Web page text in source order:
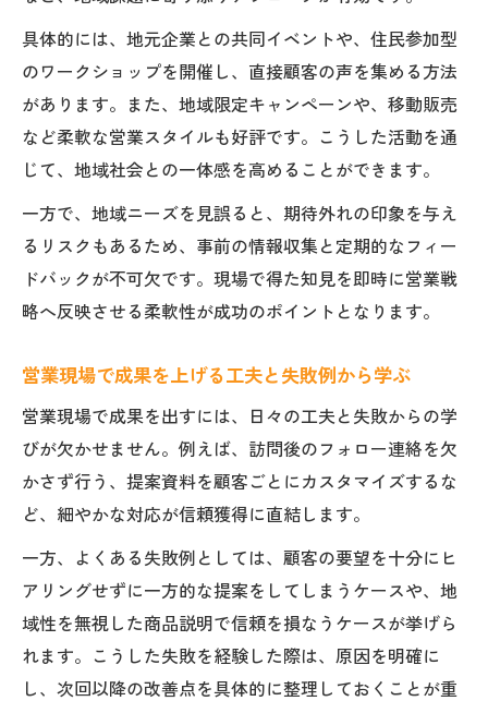
具体的には、地元企業との共同イベントや、住民参加型
のワークショップを開催し、直接顧客の声を集める方法
があります。また、地域限定キャンペーンや、移動販売
など柔軟な営業スタイルも好評です。こうした活動を通
じて、地域社会との一体感を高めることができます。
一方で、地域ニーズを見誤ると、期待外れの印象を与え
るリスクもあるため、事前の情報収集と定期的なフィー
ドバックが不可欠です。現場で得た知見を即時に営業戦
略へ反映させる柔軟性が成功のポイントとなります。
営業現場で成果を上げる工夫と失敗例から学ぶ
営業現場で成果を出すには、日々の工夫と失敗からの学
びが欠かせません。例えば、訪問後のフォロー連絡を欠
かさず行う、提案資料を顧客ごとにカスタマイズするな
ど、細やかな対応が信頼獲得に直結します。
一方、よくある失敗例としては、顧客の要望を十分にヒ
アリングせずに一方的な提案をしてしまうケースや、地
域性を無視した商品説明で信頼を損なうケースが挙げら
れます。こうした失敗を経験した際は、原因を明確に
し、次回以降の改善点を具体的に整理しておくことが重